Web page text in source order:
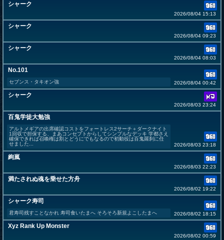
シャーク
2026/08/04 15:13
シャーク
2026/08/04 09:23
シャーク
2026/08/04 08:03
No.101
セブンス・タキオン強 2026/08/04 00:42
シャーク
2026/08/03 23:24
百鬼学徒大勉強
アルトメギアの出席確認コストをフォートレス2サーチ＋ダークナイト
1回収で担保する、まあコンセプトからしてシンプルなデッキ 学都さえ
確保できれば召喚権は割とどうにでもなるので初動役は百鬼羅刹に任
せました...
2026/08/03 23:18
絢嵐
2026/08/03 22:23
満たされぬ魂を乗せた方舟
2026/08/02 19:22
シャーク寿司
君寿司残すことなかれ 寿司食いたまへ そろそろ新規よこしたまへ 2026/08/02 18:15
Xyz Rank Up Monster
2026/08/02 00:59